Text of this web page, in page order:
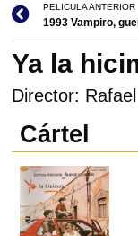
PELICULA ANTERIOR
Ya la
Director:
Cártel